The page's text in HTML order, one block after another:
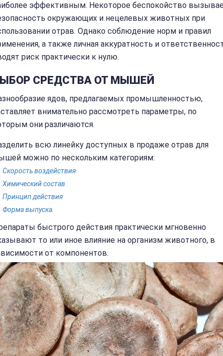
эффективным. Некоторое беспокойство
окружающих и нецелевых животных при
отрав. Однако соблюдение норм и правил
а также личная аккуратность и
риск практически к нулю.
СРЕДСТВА ОТ МЫШЕЙ
ядов, предлагаемых промышленностью,
внимательно рассмотреть параметры, по
они различаются.
всю линейку доступных в продаже отрав для
можно по нескольким категориям:
Скорость воздействия
Химический состав
Принцип действия
Форма выпуска.
быстрого действия практически мгновенно
то или иное влияние на организм животного, в
от компонентов.